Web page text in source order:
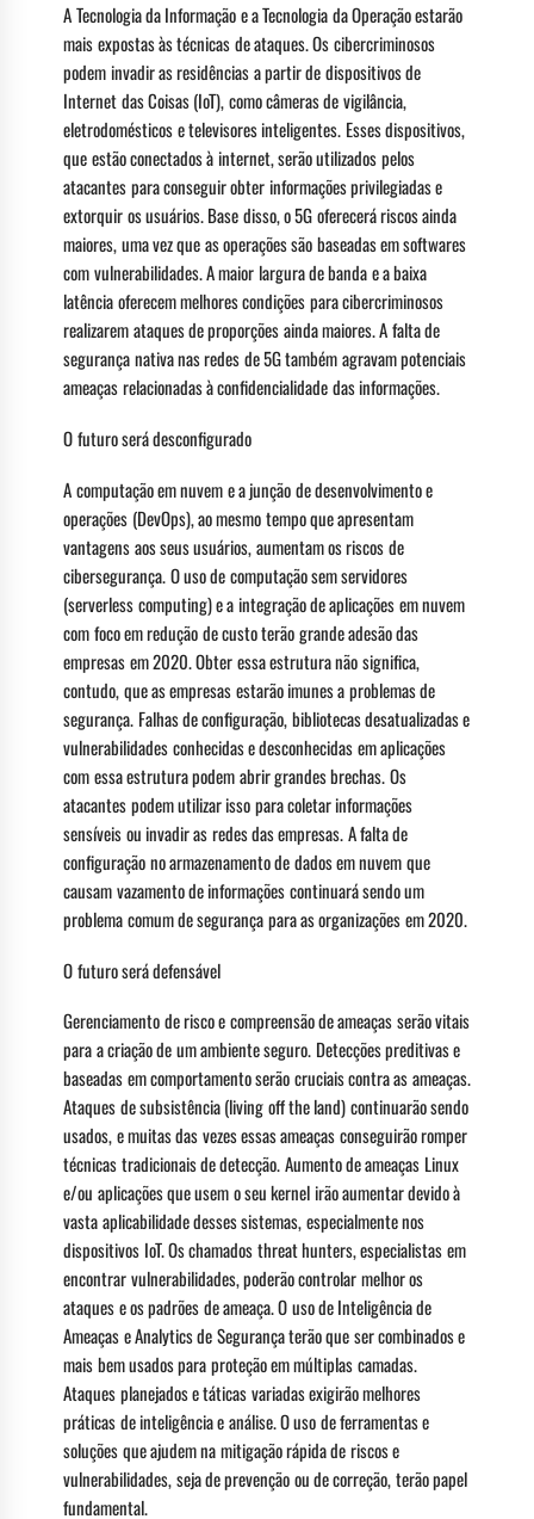
A Tecnologia da Informação e a Tecnologia da Operação estarão
mais expostas às técnicas de ataques. Os cibercriminosos
podem invadir as residências a partir de dispositivos de
Internet das Coisas (IoT), como câmeras de vigilância,
eletrodomésticos e televisores inteligentes. Esses dispositivos,
que estão conectados à internet, serão utilizados pelos
atacantes para conseguir obter informações privilegiadas e
extorquir os usuários. Base disso, o 5G oferecerá riscos ainda
maiores, uma vez que as operações são baseadas em softwares
com vulnerabilidades. A maior largura de banda e a baixa
latência oferecem melhores condições para cibercriminosos
realizarem ataques de proporções ainda maiores. A falta de
segurança nativa nas redes de 5G também agravam potenciais
ameaças relacionadas à confidencialidade das informações.
O futuro será desconfigurado
A computação em nuvem e a junção de desenvolvimento e
operações (DevOps), ao mesmo tempo que apresentam
vantagens aos seus usuários, aumentam os riscos de
cibersegurança. O uso de computação sem servidores
(serverless computing) e a integração de aplicações em nuvem
com foco em redução de custo terão grande adesão das
empresas em 2020. Obter essa estrutura não significa,
contudo, que as empresas estarão imunes a problemas de
segurança. Falhas de configuração, bibliotecas desatualizadas e
vulnerabilidades conhecidas e desconhecidas em aplicações
com essa estrutura podem abrir grandes brechas. Os
atacantes podem utilizar isso para coletar informações
sensíveis ou invadir as redes das empresas. A falta de
configuração no armazenamento de dados em nuvem que
causam vazamento de informações continuará sendo um
problema comum de segurança para as organizações em 2020.
O futuro será defensável
Gerenciamento de risco e compreensão de ameaças serão vitais
para a criação de um ambiente seguro. Detecções preditivas e
baseadas em comportamento serão cruciais contra as ameaças.
Ataques de subsistência (living off the land) continuarão sendo
usados, e muitas das vezes essas ameaças conseguirão romper
técnicas tradicionais de detecção. Aumento de ameaças Linux
e/ou aplicações que usem o seu kernel irão aumentar devido à
vasta aplicabilidade desses sistemas, especialmente nos
dispositivos IoT. Os chamados threat hunters, especialistas em
encontrar vulnerabilidades, poderão controlar melhor os
ataques e os padrões de ameaça. O uso de Inteligência de
Ameaças e Analytics de Segurança terão que ser combinados e
mais bem usados para proteção em múltiplas camadas.
Ataques planejados e táticas variadas exigirão melhores
práticas de inteligência e análise. O uso de ferramentas e
soluções que ajudem na mitigação rápida de riscos e
vulnerabilidades, seja de prevenção ou de correção, terão papel
fundamental.